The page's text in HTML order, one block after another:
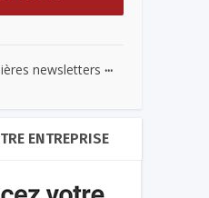
newsletters ...
ENTREPRISE